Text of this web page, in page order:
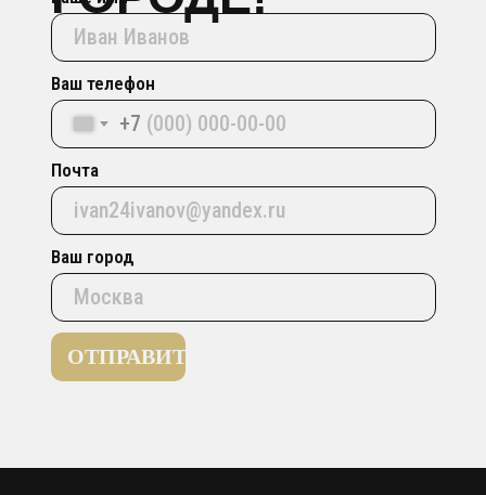
Ваш телефон
+7
Почта
Ваш город
ОТПРАВИТЬ